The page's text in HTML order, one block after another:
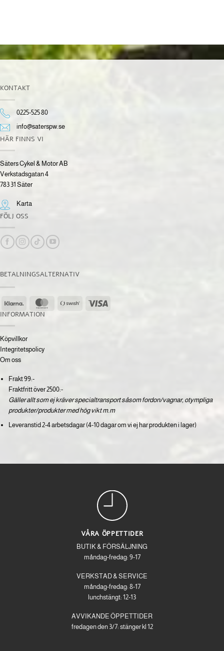
KONTAKT
0225-525 80
info@saterspw.se
HÄR FINNS VI
Säters Cykel & Motor AB
Verkstadsgatan 4
783 31 Säter
Karta
FÖLJ OSS
BETALNINGSALTERNATIV
Klarna MasterCardSwish
INFORMATION
Köpvillkor
Integritetspolicy
Om oss
Frakt 99:-
Fraktfritt över 2500:-
Gäller allt som ej kräver specialtransport såsom fordon/vagnar, otympliga
produkter/produkter med hög vikt m.m
Leveranstid 2-4 arbetsdagar (4-10 dagar om vi ej har produkten i lager)
VÅRA ÖPPETTIDER
BUTIK & FÖRSÄLJNING
måndag-fredag: 9-17
VERKSTAD & SERVICE
måndag-fredag: 8-17
lunchstängt: 12-13
AVVIKANDE ÖPPETTIDER
fredagen den 3/7: stänger kl 12